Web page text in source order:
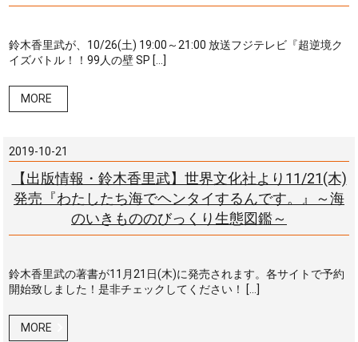
鈴木香里武が、10/26(土) 19:00～21:00 放送フジテレビ『超逆境ク
イズバトル！！99人の壁 SP […]
MORE
2019-10-21
【出版情報・鈴木香里武】世界文化社より11/21(木)
発売『わたしたち海でヘンタイするんです。』～海
のいきもののびっくり生態図鑑～
鈴木香里武の著書が11月21日(木)に発売されます。各サイトで予約
開始致しました！是非チェックしてください！ […]
MORE